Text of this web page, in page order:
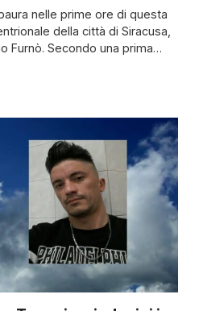
nelle prime ore di questa
della città di Siracusa,
Furnò. Secondo una prima
stati esplosi dei colpi